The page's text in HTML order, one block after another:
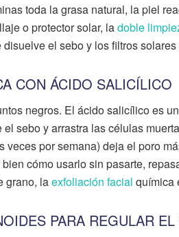
toda la grasa natural, la piel
o protector solar, ladoble
el sebo y los filtros
CON ÁCIDO SALICÍLICO
negros. El ácido salicílico es
sebo y arrastra las células
veces por semana) deja el poro
cómo usarlo sin pasarte,
grano, laexfoliación facial química
PARA REGULAR